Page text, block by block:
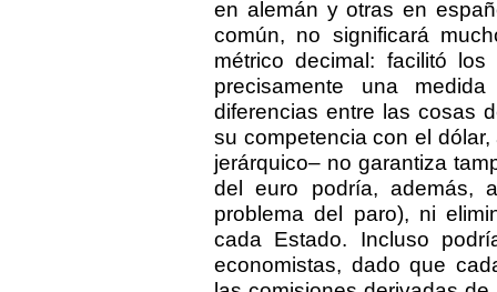
en alemán y otras en
común, no significará
métrico decimal: facilitó
precisamente una
diferencias entre las cosas
su competencia con el
jerárquico– no garantiza
del euro podría, además,
problema del paro), ni
cada Estado. Incluso
economistas, dado que